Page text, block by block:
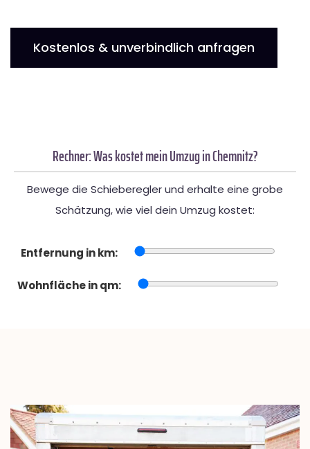
Kostenlos & unverbindlich anfragen
Rechner: Was kostet mein Umzug in Chemnitz?
Bewege die Schieberegler und erhalte eine grobe
Schätzung, wie viel dein Umzug kostet:
Entfernung in km:
Wohnfläche in qm: